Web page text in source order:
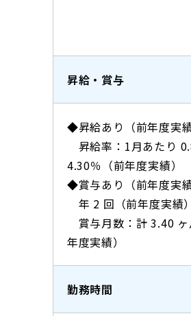
昇給・賞与
◆昇給あり（前年度実績
昇給率：1月あたり
4.30％（前年度実績）
◆賞与あり（前年度実績
年 2 回（前年度実績）
賞与月数：計 3.40 ヶ
年度実績）
勤務時間